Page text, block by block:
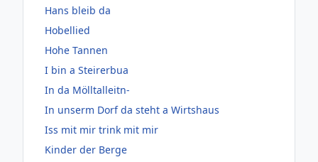
Hans bleib da
Hobellied
Hohe Tannen
I bin a Steirerbua
In da Mölltalleitn-
In unserm Dorf da steht a Wirtshaus
Iss mit mir trink mit mir
Kinder der Berge